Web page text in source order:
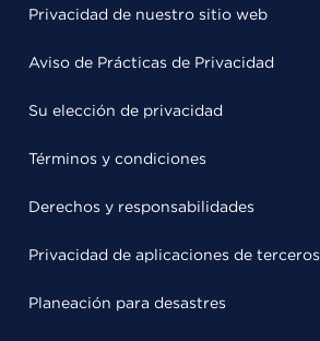
Privacidad de nuestro sitio web
Aviso de Prácticas de Privacidad
Su elección de privacidad
Términos y condiciones
Derechos y responsabilidades
Privacidad de aplicaciones de terceros
Planeación para desastres